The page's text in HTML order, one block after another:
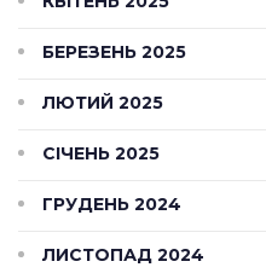
БЕРЕЗЕНЬ 2025
ЛЮТИЙ 2025
СІЧЕНЬ 2025
ГРУДЕНЬ 2024
ЛИСТОПАД 2024